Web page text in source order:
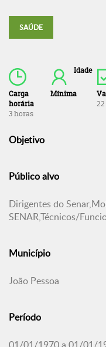
SAÚDE
Carga
horária
3 horas
Idade
Mínima
22
Objetivo
Público alvo
Dirigentes do
SENAR,Técnicos/
Município
João Pessoa
Período